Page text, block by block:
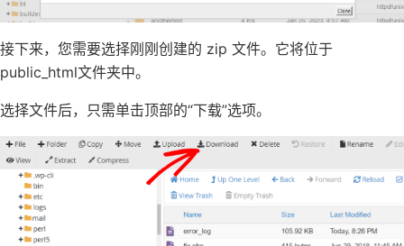
接下来，您需要选择刚刚创建的 zip 文件。它将位于
public_html文件夹中。
选择文件后，只需单击顶部的“下载”选项。